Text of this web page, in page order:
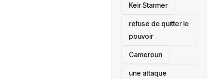
Keir Starmer
refuse de quitter le
pouvoir
‎Cameroun
une attaque